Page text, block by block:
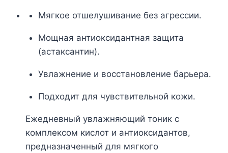
Мягкое отшелушивание без агрессии.
Мощная антиоксидантная защита
(астаксантин).
Увлажнение и восстановление барьера.
Подходит для чувствительной кожи.
Ежедневный увлажняющий тоник с
комплексом кислот и антиоксидантов,
предназначенный для мягкого